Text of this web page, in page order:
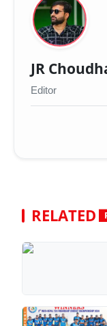
JR
Editor
RELATED